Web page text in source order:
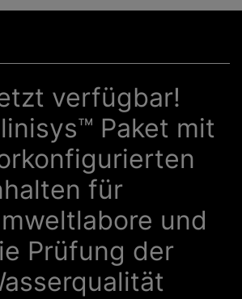
verfügbar!
Paket mit
für
und
Prüfung der